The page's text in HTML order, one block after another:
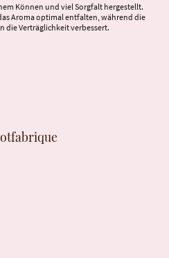
Können und viel Sorgfalt hergestellt.
Aroma optimal entfalten, während die
die Verträglichkeit verbessert.